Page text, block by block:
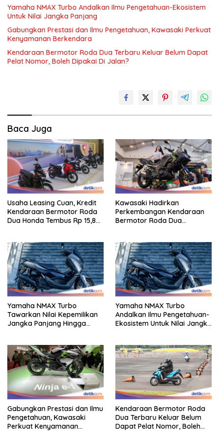
Yamaha NMAX Turbo Andalkan Ilmu Pengetahuan-Ekosistem
Untuk Nilai Jangka Panjang
Gabungkan Prestasi dan Ilmu Pengetahuan, Kawasaki Perkuat
Kenyamanan Berkendara
Kendaraan Bermotor Roda Dua Terbaru Keluar Belum Dapat
Pelat Nomor, Boleh Dipakai Di Jalan?
Baca Juga
Usaha Leasing Cuan, Kredit
Kendaraan Bermotor Roda
Dua Honda Tembus Rp 15,8
Kawasaki Hadirkan
Perkembangan Kendaraan
Bermotor Roda Dua
Yamaha NMAX Turbo
Tawarkan Nilai Kepemilikan
Jangka Panjang Hingga
Yamaha NMAX Turbo
Andalkan Ilmu Pengetahuan-
Ekosistem Untuk Nilai Jangka
Gabungkan Prestasi dan Ilmu
Pengetahuan, Kawasaki
Perkuat Kenyamanan
Kendaraan Bermotor Roda
Dua Terbaru Keluar Belum
Dapat Pelat Nomor, Boleh